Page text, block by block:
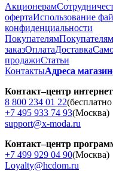
Акционерам
офертаИспользование
конфиденциальности
ПокупателямПокупателям
заказОплатаДоставка
продажиСтатьи
КонтактыАдреса
Контакт–центр
8 800 234 01 22
+7 495 933 74 93(Москва)
support@x-moda.ru
Контакт–центр
+7 499 929 04 90(Москва)
Loyalty@hcdom.ru